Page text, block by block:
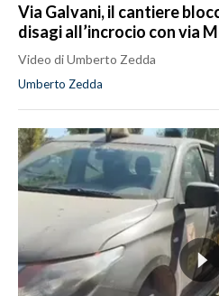
Via Galvani, il cantiere
disagi all’incrocio con via
Video di Umberto Zedda
Umberto Zedda